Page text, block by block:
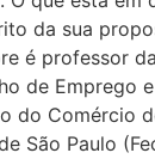
da sua
é professor
de Emprego
do Comércio
São Paulo